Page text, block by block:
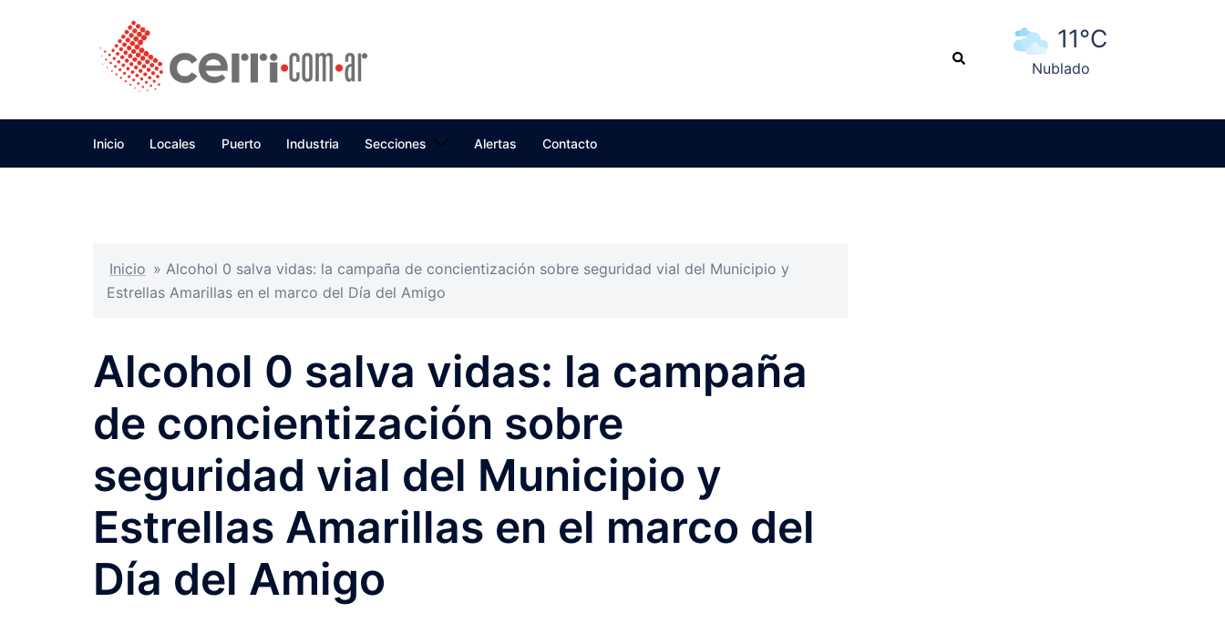
Search
11°C
Nublado
Inicio Locales Puerto Industria Secciones Alertas Contacto
Inicio » Alcohol 0 salva vidas: la campaña de concientización sobre seguridad vial del Municipio y
Estrellas Amarillas en el marco del Día del Amigo
Alcohol 0 salva vidas: la campaña
de concientización sobre
seguridad vial del Municipio y
Estrellas Amarillas en el marco del
Día del Amigo